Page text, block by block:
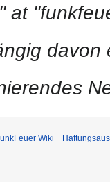
at
davon
Wiki